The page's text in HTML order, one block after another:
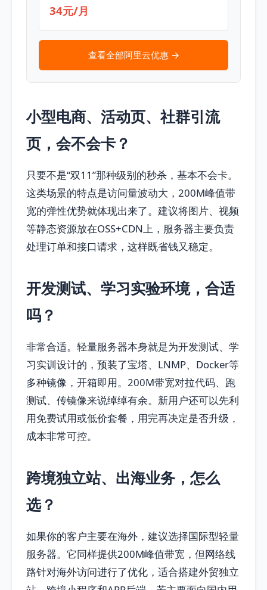
34元/月
查看全部阿里云优惠 →
小型电商、活动页、社群引流
页，会不会卡？
只要不是“双11”那种级别的秒杀，基本不会卡。
这类场景的特点是访问量波动大，200M峰值带
宽的弹性优势就体现出来了。建议将图片、视频
等静态资源放在OSS+CDN上，服务器主要负责
处理订单和接口请求，这样既省钱又稳定。
开发测试、学习实验环境，合适
吗？
非常合适。轻量服务器本身就是为开发测试、学
习实训设计的，预装了宝塔、LNMP、Docker等
多种镜像，开箱即用。200M带宽对拉代码、跑
测试、传镜像来说绰绰有余。新用户还可以先利
用免费试用或低价套餐，用完再决定是否升级，
成本非常可控。
跨境独立站、出海业务，怎么
选？
如果你的客户主要在海外，建议选择国际型轻量
服务器。它同样提供200M峰值带宽，但网络线
路针对海外访问进行了优化，适合搭建外贸独立